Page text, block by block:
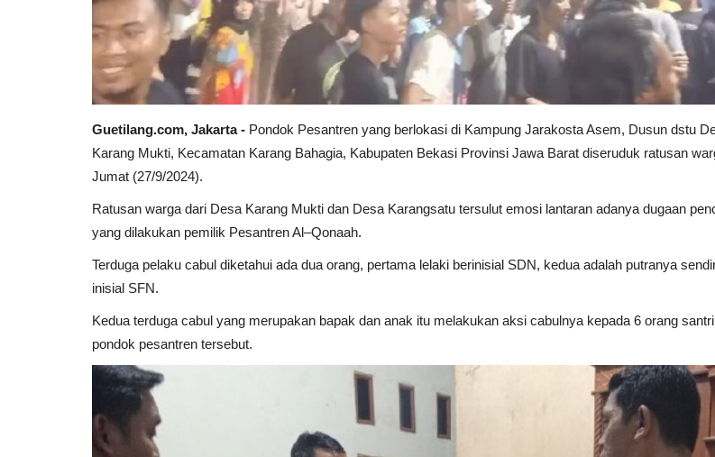
Guetilang.com, Jakarta - Pondok Pesantren yang berlokasi di Kampung Jarakosta Asem, Dusun dstu
Karang Mukti, Kecamatan Karang Bahagia, Kabupaten Bekasi Provinsi Jawa Barat diseruduk ratusan
Jumat (27/9/2024).
Ratusan warga dari Desa Karang Mukti dan Desa Karangsatu tersulut emosi lantaran adanya dugaan
yang dilakukan pemilik Pesantren Al–Qonaah.
Terduga pelaku cabul diketahui ada dua orang, pertama lelaki berinisial SDN, kedua adalah putranya
inisial SFN.
Kedua terduga cabul yang merupakan bapak dan anak itu melakukan aksi cabulnya kepada 6 orang
pondok pesantren tersebut.